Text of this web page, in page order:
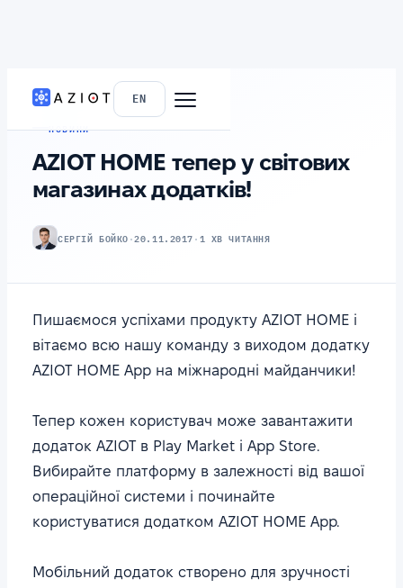
EN
ГОЛОВНА› БЛОГ
НОВИНИ
AZIOT HOME тепер у світових
магазинах додатків!
СЕРГІЙ БОЙКО·20.11.2017·1 ХВ ЧИТАННЯ
Пишаємося успіхами продукту AZIOT HOME і
вітаємо всю нашу команду з виходом додатку
AZIOT HOME App на міжнародні майданчики!
Тепер кожен користувач може завантажити
додаток AZIOT в Play Market і App Store.
Вибирайте платформу в залежності від вашої
операційної системи і починайте
користуватися додатком AZIOT HOME App.
Мобільний додаток створено для зручності